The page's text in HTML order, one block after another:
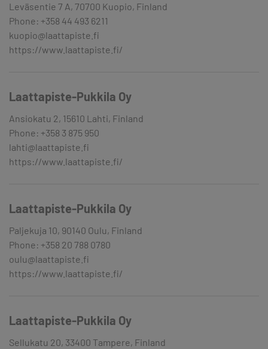
Leväsentie 7 A, 70700 Kuopio, Finland
Phone: +358 44 493 6211
kuopio@laattapiste.fi
https://www.laattapiste.fi/
Laattapiste-Pukkila Oy
Ansiokatu 2, 15610 Lahti, Finland
Phone: +358 3 875 950
lahti@laattapiste.fi
https://www.laattapiste.fi/
Laattapiste-Pukkila Oy
Paljekuja 10, 90140 Oulu, Finland
Phone: +358 20 788 0780
oulu@laattapiste.fi
https://www.laattapiste.fi/
Laattapiste-Pukkila Oy
Sellukatu 20, 33400 Tampere, Finland